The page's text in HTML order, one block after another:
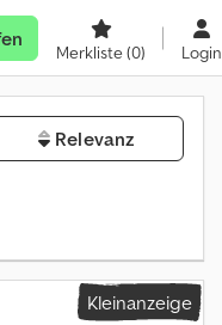
Merkliste(0) Login
Relevanz
Kleinanzeige